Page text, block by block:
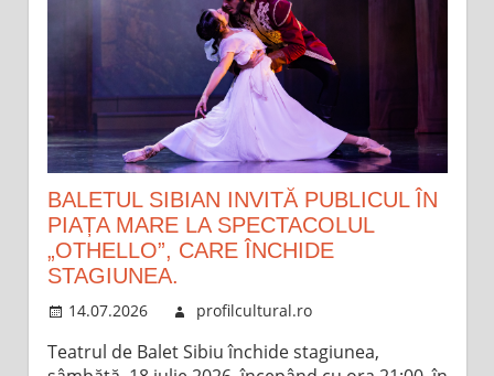
BALETUL SIBIAN INVITĂ PUBLICUL ÎN
PIAȚA MARE LA SPECTACOLUL
„OTHELLO”, CARE ÎNCHIDE
STAGIUNEA.
14.07.2026 profilcultural.ro
Teatrul de Balet Sibiu închide stagiunea,